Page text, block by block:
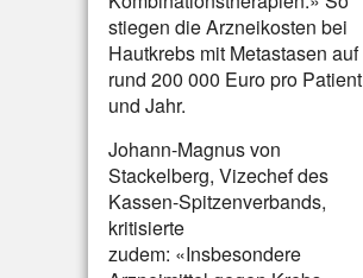
stiegen die Arzneikosten bei
Hautkrebs mit Metastasen auf
rund 200 000 Euro pro Patient
und Jahr.
Johann-Magnus von
Stackelberg, Vizechef des
Kassen-Spitzenverbands,
kritisierte
zudem: «Insbesondere